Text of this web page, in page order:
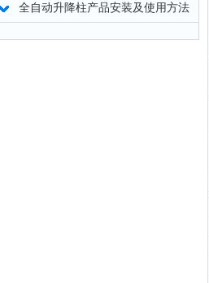
慧结晶
全自动升降柱产品安装及使用方法